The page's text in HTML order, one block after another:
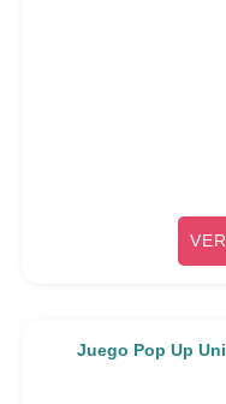
Juego Pop Up